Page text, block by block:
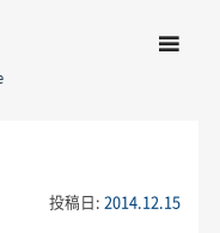
ー
ツへ移動
投稿日:2014.12.15